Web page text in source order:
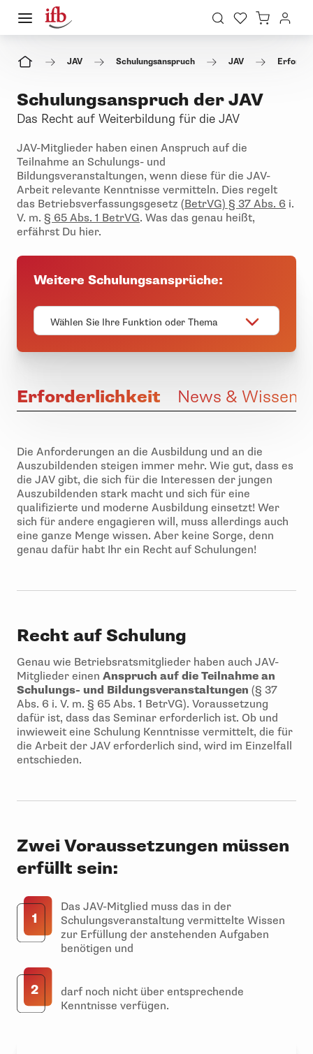
JAV Schulungsanspruch JAV
Schulungsanspruch der JAV
Das Recht auf Weiterbildung für die JAV
JAV-Mitglieder haben einen Anspruch auf die
Teilnahme an Schulungs- und
Bildungsveranstaltungen, wenn diese für die JAV-
Arbeit relevante Kenntnisse vermitteln. Dies regelt
das Betriebsverfassungsgesetz (BetrVG) § 37 Abs. 6 i.
V. m. § 65 Abs. 1 BetrVG. Was das genau heißt,
erfährst Du hier.
Weitere Schulungsansprüche:
Wählen Sie Ihre Funktion oder Thema
Erforderlichkeit News & Wissen
Die Anforderungen an die Ausbildung und an die
Auszubildenden steigen immer mehr. Wie gut, dass es
die JAV gibt, die sich für die Interessen der jungen
Auszubildenden stark macht und sich für eine
qualifizierte und moderne Ausbildung einsetzt! Wer
sich für andere engagieren will, muss allerdings auch
eine ganze Menge wissen. Aber keine Sorge, denn
genau dafür habt Ihr ein Recht auf Schulungen!
Recht auf Schulung
Genau wie Betriebsratsmitglieder haben auch JAV-
Mitglieder einen Anspruch auf die Teilnahme an
Schulungs- und Bildungsveranstaltungen (§ 37
Abs. 6 i. V. m. § 65 Abs. 1 BetrVG). Voraussetzung
dafür ist, dass das Seminar erforderlich ist. Ob und
inwieweit eine Schulung Kenntnisse vermittelt, die für
die Arbeit der JAV erforderlich sind, wird im Einzelfall
entschieden.
Zwei Voraussetzungen müssen
erfüllt sein:
1
Das JAV-Mitglied muss das in der
Schulungsveranstaltung vermittelte Wissen
zur Erfüllung der anstehenden Aufgaben
benötigen und
2
darf noch nicht über entsprechende
Kenntnisse verfügen.